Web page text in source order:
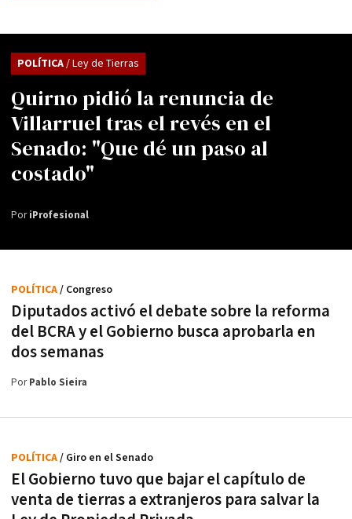
Quirno pidió la renuncia de
Villarruel tras el revés en el
Senado: "Que dé un paso al
costado"
POLÍTICA/ Ley de Tierras
PoriProfesional
Diputados activó el debate sobre la reforma
del BCRA y el Gobierno busca aprobarla en
dos semanas
POLÍTICA/ Congreso
PorPablo Sieira
El Gobierno tuvo que bajar el capítulo de
venta de tierras a extranjeros para salvar la
POLÍTICA/ Giro en el Senado